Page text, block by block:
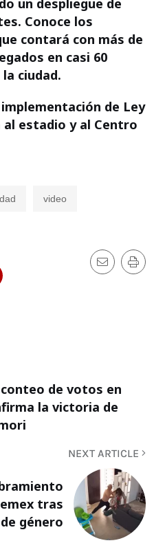
Conoce los
contará con más de
en casi 60
ciudad.
de Ley
al estadio y al Centro
video
de votos en
la victoria de
NEXT ARTICLE
tras
género